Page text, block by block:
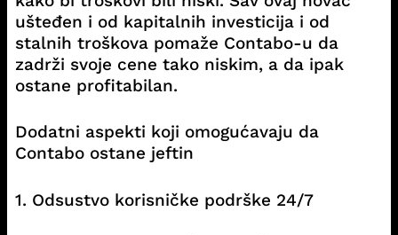
ušteđen i od kapitalnih investicija i od
stalnih troškova pomaže Contabo-u da
zadrži svoje cene tako niskim, a da ipak
ostane profitabilan.
Dodatni aspekti koji omogućavaju da
Contabo ostane jeftin
1. Odsustvo korisničke podrške 24/7